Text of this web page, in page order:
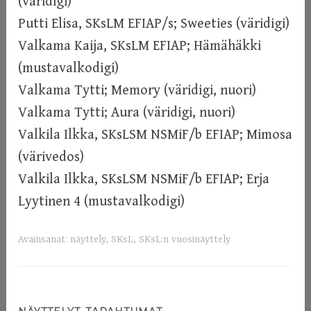
Putti Elisa, SKsLM EFIAP/s; Sweeties (väridigi)
Valkama Kaija, SKsLM EFIAP; Hämähäkki
(mustavalkodigi)
Valkama Tytti; Memory (väridigi, nuori)
Valkama Tytti; Aura (väridigi, nuori)
Valkila Ilkka, SKsLSM NSMiF/b EFIAP; Mimosa
(värivedos)
Valkila Ilkka, SKsLSM NSMiF/b EFIAP; Erja
Lyytinen 4 (mustavalkodigi)
Avainsanat: näyttely, SKsL, SKsL:n vuosinäyttely